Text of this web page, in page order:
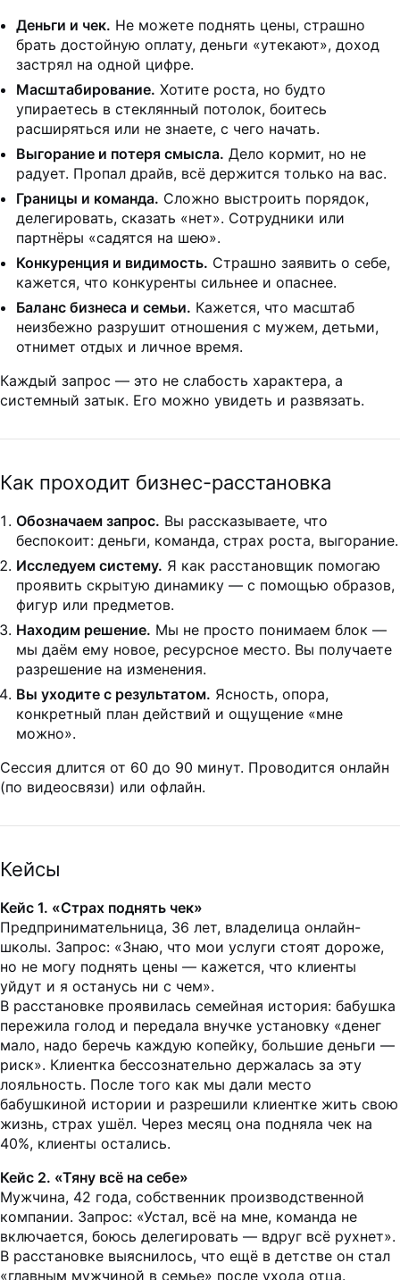
Деньги и чек. Не можете поднять цены, страшно
брать достойную оплату, деньги «утекают», доход
застрял на одной цифре.
Масштабирование. Хотите роста, но будто
упираетесь в стеклянный потолок, боитесь
расширяться или не знаете, с чего начать.
Выгорание и потеря смысла. Дело кормит, но не
радует. Пропал драйв, всё держится только на вас.
Границы и команда. Сложно выстроить порядок,
делегировать, сказать «нет». Сотрудники или
партнёры «садятся на шею».
Конкуренция и видимость. Страшно заявить о себе,
кажется, что конкуренты сильнее и опаснее.
Баланс бизнеса и семьи. Кажется, что масштаб
неизбежно разрушит отношения с мужем, детьми,
отнимет отдых и личное время.
Каждый запрос — это не слабость характера, а
системный затык. Его можно увидеть и развязать.
Как проходит бизнес-расстановка
Обозначаем запрос. Вы рассказываете, что
беспокоит: деньги, команда, страх роста, выгорание.
Исследуем систему. Я как расстановщик помогаю
проявить скрытую динамику — с помощью образов,
фигур или предметов.
Находим решение. Мы не просто понимаем блок —
мы даём ему новое, ресурсное место. Вы получаете
разрешение на изменения.
Вы уходите с результатом. Ясность, опора,
конкретный план действий и ощущение «мне
можно».
Сессия длится от 60 до 90 минут. Проводится онлайн
(по видеосвязи) или офлайн.
Кейсы
Кейс 1. «Страх поднять чек»
Предпринимательница, 36 лет, владелица онлайн-
школы. Запрос: «Знаю, что мои услуги стоят дороже,
но не могу поднять цены — кажется, что клиенты
уйдут и я останусь ни с чем».
В расстановке проявилась семейная история: бабушка
пережила голод и передала внучке установку «денег
мало, надо беречь каждую копейку, большие деньги —
риск». Клиентка бессознательно держалась за эту
лояльность. После того как мы дали место
бабушкиной истории и разрешили клиентке жить свою
жизнь, страх ушёл. Через месяц она подняла чек на
40%, клиенты остались.
Кейс 2. «Тяну всё на себе»
Мужчина, 42 года, собственник производственной
компании. Запрос: «Устал, всё на мне, команда не
включается, боюсь делегировать — вдруг всё рухнет».
В расстановке выяснилось, что ещё в детстве он стал
«главным мужчиной в семье» после ухода отца.